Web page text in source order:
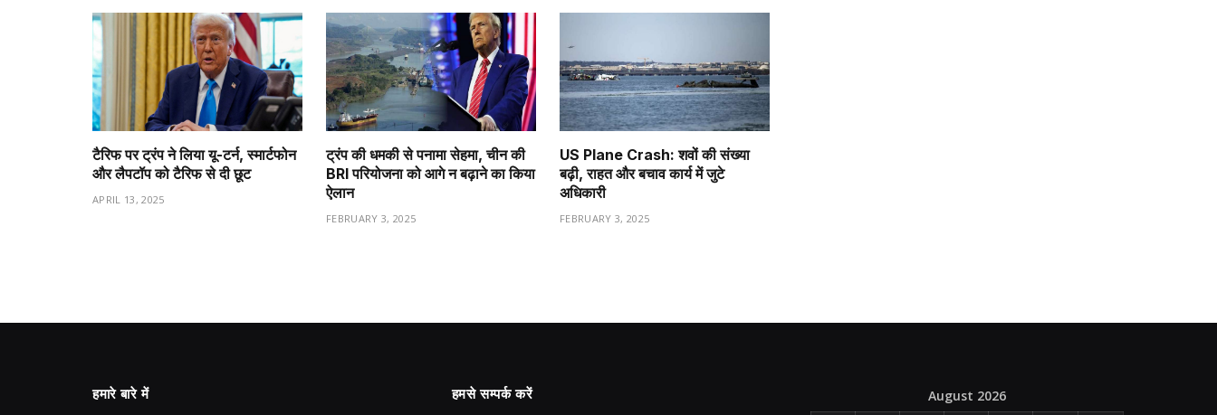
टैरिफ पर ट्रंप ने लिया यू-टर्न, स्मार्टफोन
और लैपटॉप को टैरिफ से दी छूट
APRIL 13, 2025
ट्रंप की धमकी से पनामा सेहमा, चीन की
BRI परियोजना को आगे न बढ़ाने का किया
ऐलान
FEBRUARY 3, 2025
US Plane Crash: शवों की संख्या
बढ़ी, राहत और बचाव कार्य में जुटे
अधिकारी
FEBRUARY 3, 2025
हमारे बारे में हमसे सम्पर्क करें
August 2026